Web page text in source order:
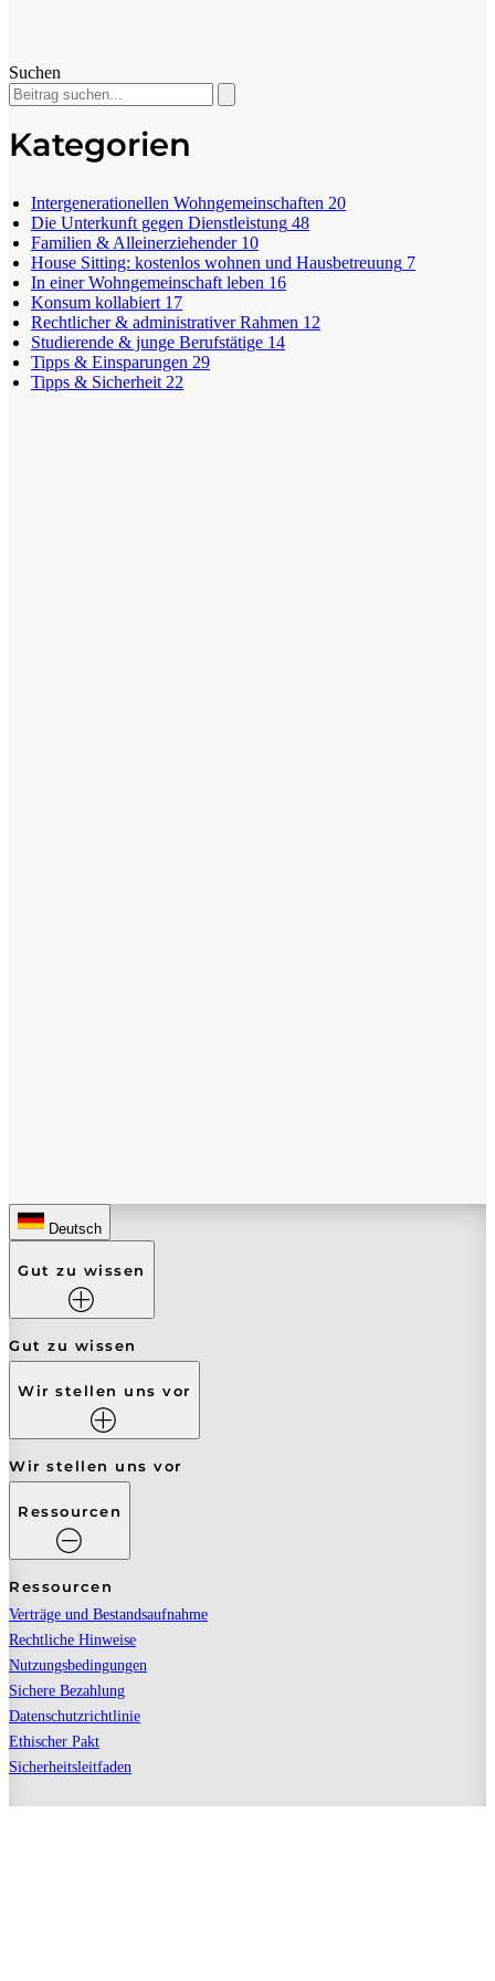
Suchen
Kategorien
Intergenerationellen Wohngemeinschaften 20
Die Unterkunft gegen Dienstleistung 48
Familien & Alleinerziehender 10
House Sitting: kostenlos wohnen und Hausbetreuung 7
In einer Wohngemeinschaft leben 16
Konsum kollabiert 17
Rechtlicher & administrativer Rahmen 12
Studierende & junge Berufstätige 14
Tipps & Einsparungen 29
Tipps & Sicherheit 22
Deutsch
Gut zu wissen
Gut zu wissen
Wir stellen uns vor
Wir stellen uns vor
Ressourcen
Ressourcen
Verträge und Bestandsaufnahme
Rechtliche Hinweise
Nutzungsbedingungen
Sichere Bezahlung
Datenschutzrichtlinie
Ethischer Pakt
Sicherheitsleitfaden